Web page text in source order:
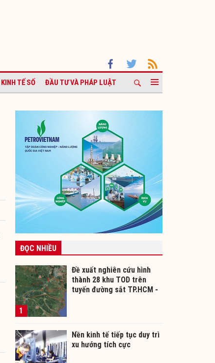
KINH TẾ SỐ ĐẦU TƯ VÀ PHÁP LUẬT
ĐỌC NHIỀU
1
Đề xuất nghiên cứu hình
thành 28 khu TOD trên
tuyến đường sắt TP.HCM -
Nền kinh tế tiếp tục duy trì
xu hướng tích cực